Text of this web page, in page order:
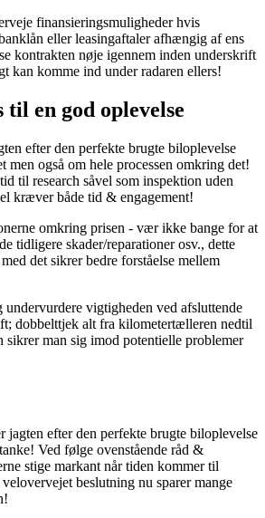
finansieringsmuligheder hvis
eller leasingaftaler afhængig af ens
kontrakten nøje igennem inden underskrift
kan komme ind under radaren ellers!
en god oplevelse
efter den perfekte brugte biloplevelse
men også om hele processen omkring det!
til research såvel som inspektion uden
kræver både tid & engagement!
omkring prisen - vær ikke bange for at
tidligere skader/reparationer osv., dette
det sikrer bedre forståelse mellem
undervurdere vigtigheden ved afsluttende
dobbelttjek alt fra kilometertælleren nedtil
sikrer man sig imod potentielle problemer
jagten efter den perfekte brugte biloplevelse
Ved følge ovenstående råd &
stige markant når tiden kommer til
beslutning nu sparer mange